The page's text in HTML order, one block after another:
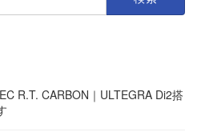
R.T. CARBON｜ULTEGRA Di2搭